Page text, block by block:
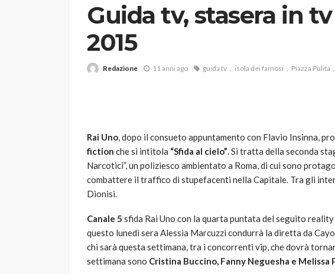
Guida tv, stasera in
2015
Redazione 11 anni ago guida tv isola dei famosi Piazza Pulita
Rai Uno, dopo il consueto appuntamento con Flavio Insinna,
fiction che si intitola “Sfida al cielo”. Si tratta della seconda
Narcotici”, un poliziesco ambientato a Roma, di cui sono
combattere il traffico di stupefacenti nella Capitale. Tra gli
Dionisi.
Canale 5 sfida Rai Uno con la quarta puntata del seguito
questo lunedì sera Alessia Marcuzzi condurrà la diretta da
chi sarà questa settimana, tra i concorrenti vip, che dovrà
settimana sono Cristina Buccino, Fanny Neguesha e Melissa
VARIE
scegliere per il tuo prato
god 1 anno ago 785